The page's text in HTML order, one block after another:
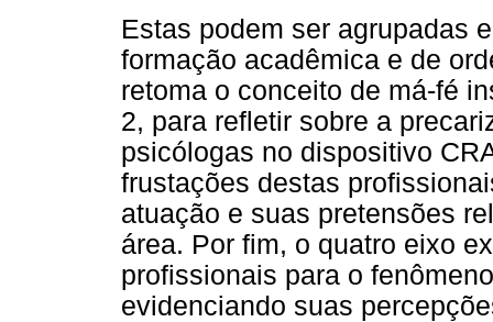
Estas podem ser agrupadas
formação acadêmica e de
retoma o conceito de má-fé
2, para refletir sobre a
psicólogas no dispositivo
frustações destas
atuação e suas pretensões
área. Por fim, o quatro eixo
profissionais para o
evidenciando suas